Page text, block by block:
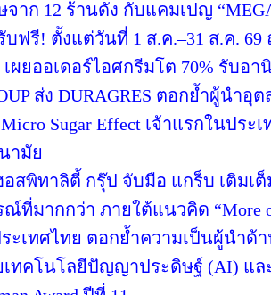
าก 12 ร้านดัง กับแคมเปญ
บฟรี! ตั้งแต่วันที่ 1 ส.ค.–31 ส.ค.
ผยออเดอร์ไอศกรีมโต 70% รับอา
ส่ง DURAGRES ตอกย้ำผู้นำอุ
Sugar Effect เจ้าแรกในปร
ามัย
สพิทาลิตี้ กรุ๊ป จับมือ แกร็บ เติมเ
ที่มากกว่า ภายใต้แนวคิด “More
ะเทศไทย ตอกย้ำความเป็นผู้นำด้
ทคโนโลยีปัญญาประดิษฐ์ (AI) และ